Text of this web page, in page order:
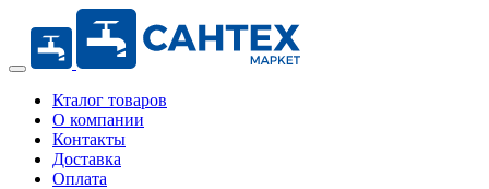
Кталог товаров
О компании
Контакты
Доставка
Оплата